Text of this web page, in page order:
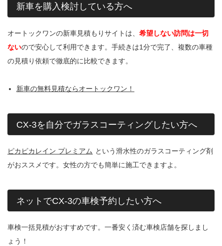
新車を購入検討している方へ
オートックワンの新車見積もりサイトは、 希望しない訪問は一切
ないので安心して利用できます。手続きは1分で完了、複数の車種
の見積り依頼で徹底的に比較できます。
新車の無料見積ならオートックワン！
CX-3を自分でガラスコーティングしたい方へ
ピカピカレイン プレミアム という滑水性のガラスコーティング剤
がおススメです。女性の方でも簡単に施工できますよ。
ネットでCX-3の車検予約したい方へ
車検一括見積がおすすめです。一番安く済む車検店舗を探しまし
ょう！